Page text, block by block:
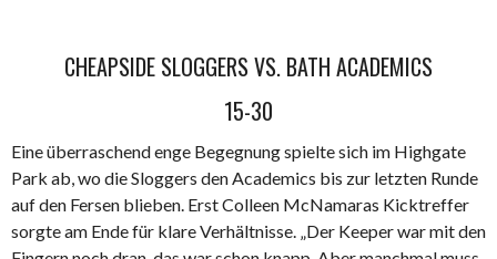
CHEAPSIDE SLOGGERS VS. BATH ACADEMICS
15-30
Eine überraschend enge Begegnung spielte sich im Highgate
Park ab, wo die Sloggers den Academics bis zur letzten Runde
auf den Fersen blieben. Erst Colleen McNamaras Kicktreffer
sorgte am Ende für klare Verhältnisse. „Der Keeper war mit den